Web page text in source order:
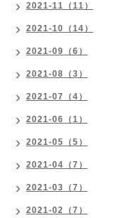
2021-11（11）
2021-10（14）
2021-09（6）
2021-08（3）
2021-07（4）
2021-06（1）
2021-05（5）
2021-04（7）
2021-03（7）
2021-02（7）